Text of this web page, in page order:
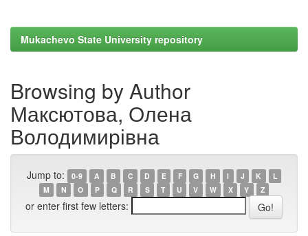
Mukachevo State University repository
Browsing by Author
Максютова, Олена
Володимирівна
Jump to: 0-9 A B C D E F G H I J K
L
M
N O P Q R S T U V W X Y Z
or enter first few letters: